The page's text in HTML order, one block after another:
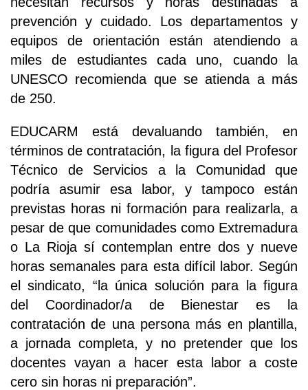
prevención y cuidado. Los departamentos y
equipos de orientación están atendiendo a
miles de estudiantes cada uno, cuando la
UNESCO recomienda que se atienda a más
de 250.
EDUCARM está devaluando también, en
términos de contratación, la figura del Profesor
Técnico de Servicios a la Comunidad que
podría asumir esa labor, y tampoco están
previstas horas ni formación para realizarla, a
pesar de que comunidades como Extremadura
o La Rioja sí contemplan entre dos y nueve
horas semanales para esta difícil labor. Según
el sindicato, “la única solución para la figura
del Coordinador/a de Bienestar es la
contratación de una persona más en plantilla,
a jornada completa, y no pretender que los
docentes vayan a hacer esta labor a coste
cero sin horas ni preparación”.